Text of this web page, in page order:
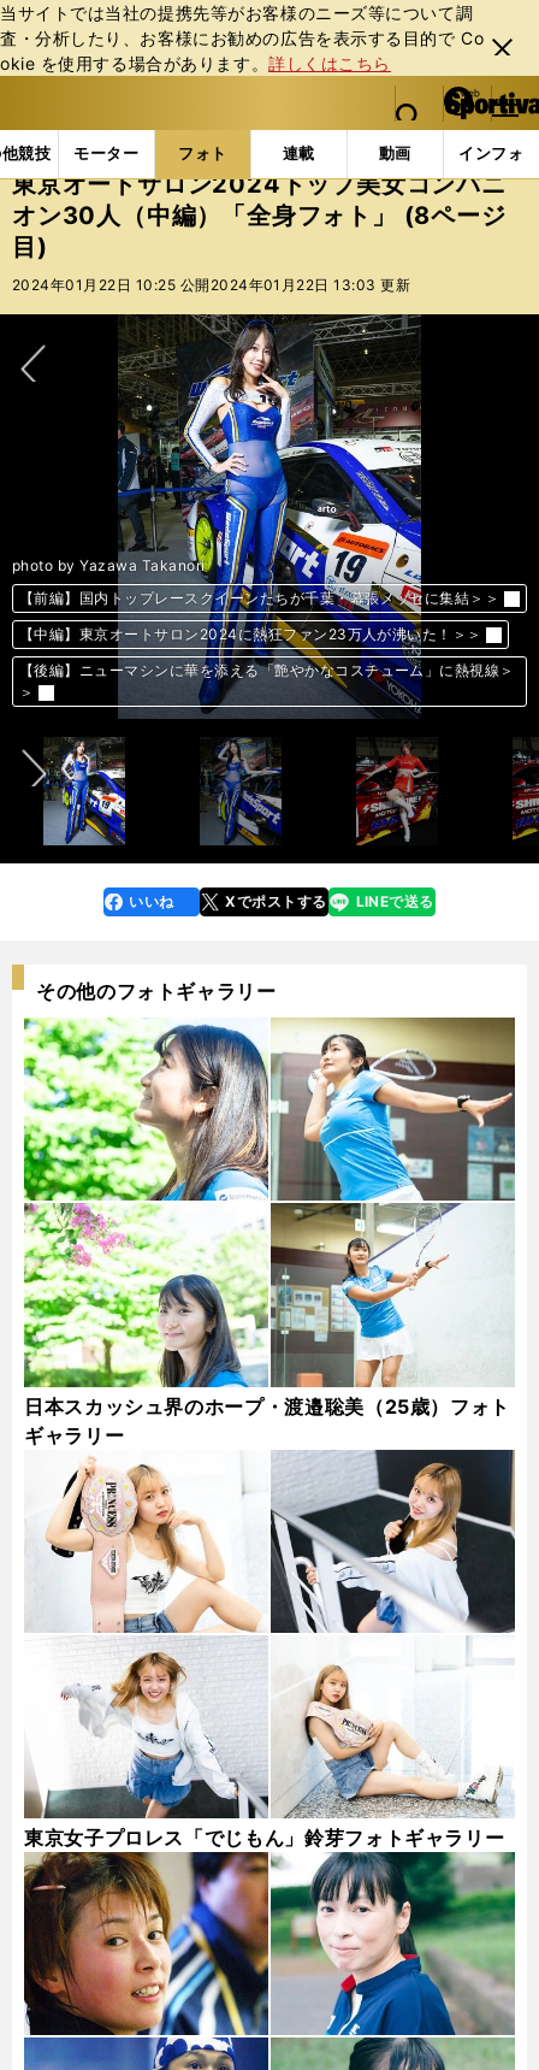
当サイトでは当社の提携先等がお客様のニーズ等について調
査・分析したり、お客様にお勧めの広告を表⽰する⽬的で Co
okie を使⽤する場合があります。詳しくはこちら
閉じ
る
web Sportiva (webスポルティーバ)
検索
マイペ
ー
ジ
メニュ
競技 モーター フォト 連載 動画 インフォ
b
ス
ポ
ル
テ
ー
バ
フォトギャラリー スポーツビーナスギャラリー 東
東京オートサロン2024トップ美女コンパニ
オン30人（中編）「全身フォト」 (8ページ
目)
2024年01月22日 10:25 公開 2024年01月22日 13:03 更新
【前編】国内トップレースクイーンたちが千葉・幕張メッセに集結＞＞
【中編】東京オートサロン2024に熱狂ファン23万人が沸いた！＞＞
【後編】ニューマシンに華を添える「艶やかなコスチューム」に熱視線＞
＞
【前編】国内トップレースクイーンたちが千葉・幕張メッセに集結＞＞
【中編】東京オートサロン2024に熱狂ファン23万人が沸いた！＞＞
【後編】ニューマシンに華を添える「艶やかなコスチューム」に熱視線＞
＞
【前編】国内トップレースクイーンたちが千葉・幕張メッセに集結＞＞
【中編】東京オートサロン2024に熱狂ファン23万人が沸いた！＞＞
【後編】ニューマシンに華を添える「艶やかなコスチューム」に熱視線＞
＞
【前編】国内トップレースクイーンたちが千葉・幕張メッセに集結＞＞
【中編】東京オートサロン2024に熱狂ファン23万人が沸いた！＞＞
【後編】ニューマシンに華を添える「艶やかなコスチューム」に熱視線＞
＞
【前編】国内トップレースクイーンたちが千葉・幕張メッセに集結＞＞
【中編】東京オートサロン2024に熱狂ファン23万人が沸いた！＞＞
【後編】ニューマシンに華を添える「艶やかなコスチューム」に熱視線＞
＞
【前編】国内トップレースクイーンたちが千葉・幕張メッセに集結＞＞
【中編】東京オートサロン2024に熱狂ファン23万人が沸いた！＞＞
【後編】ニューマシンに華を添える「艶やかなコスチューム」に熱視線＞
＞
【前編】国内トップレースクイーンたちが千葉・幕張メッセに集結＞＞
【中編】東京オートサロン2024に熱狂ファン23万人が沸いた！＞＞
【後編】ニューマシンに華を添える「艶やかなコスチューム」に熱視線＞
＞
photo by Yazawa Takanori
【前編】国内トップレースクイーンたちが千葉・幕張メッセに集結＞＞
【中編】東京オートサロン2024に熱狂ファン23万人が沸いた！＞＞
【後編】ニューマシンに華を添える「艶やかなコスチューム」に熱視線＞
＞
【前編】国内トップレースクイーンたちが千葉・幕張メッセに集結＞＞
【中編】東京オートサロン2024に熱狂ファン23万人が沸いた！＞＞
【後編】ニューマシンに華を添える「艶やかなコスチューム」に熱視線＞
＞
【前編】国内トップレースクイーンたちが千葉・幕張メッセに集結＞＞
【中編】東京オートサロン2024に熱狂ファン23万人が沸いた！＞＞
【後編】ニューマシンに華を添える「艶やかなコスチューム」に熱視線＞
＞前へ
faceboo
k
いいね Xでポストする
line LINEで送る
その他のフォトギャラリー
日本スカッシュ界のホープ・渡邉聡美（25歳）フォト
ギャラリー
東京女子プロレス「でじもん」鈴芽フォトギャラリー